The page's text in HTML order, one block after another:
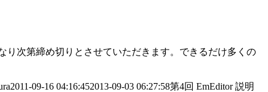
次第締め切りとさせていただきます。できるだけ多くの
2011-09-16 04:16:452013-09-03 06:27:58第4回 EmEditor 説明